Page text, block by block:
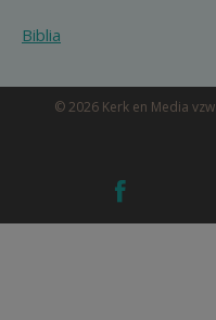
Biblia
© 2026 Kerk en Media vzw